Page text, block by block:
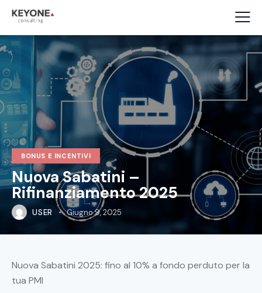
BONUS E INCENTIVI
Nuova Sabatini –
Rifinanziamento 2025
USER Giugno 9, 2025
Nuova Sabatini 2025: fino al 10% a fondo perduto per la
tua PMI